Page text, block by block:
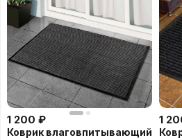
1 200 ₽
Коврик влаговпитывающий
1